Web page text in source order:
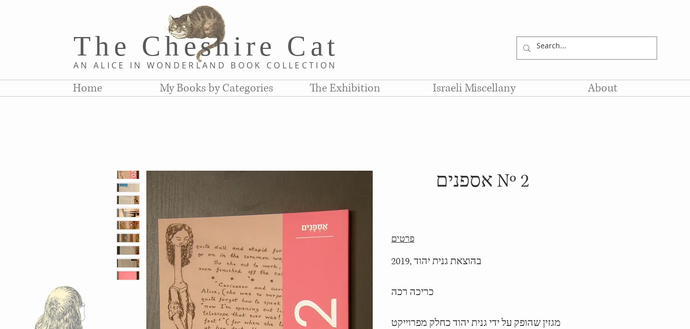
The Cheshire C at
AN ALICE IN WONDERLAND BOOK COLLE CTION
Home My Books by Categories The Exhibition Israeli Miscellany About
אספנים Nº 2
פרטים
2019, בהוצאת גנית יהוד
כריכה רכה
מגזין שהופק על ידי גנית יהוד כחלק מפרוייקט